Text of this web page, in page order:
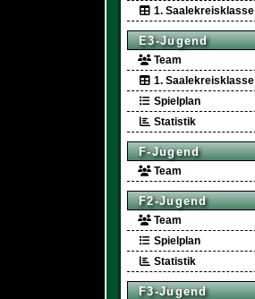
1. Saalekreisklasse
E3-Jugend
Team
1. Saalekreisklasse
Spielplan
Statistik
F-Jugend
Team
F2-Jugend
Team
Spielplan
Statistik
F3-Jugend